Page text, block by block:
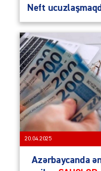
Neft
20.04.2025
Azərbaycanda